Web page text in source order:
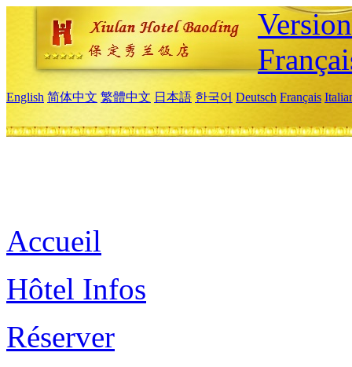
English 简体中文 繁體中文 日本語 한국어 Deutsch Français
Accueil
Hôtel Infos
Réserver